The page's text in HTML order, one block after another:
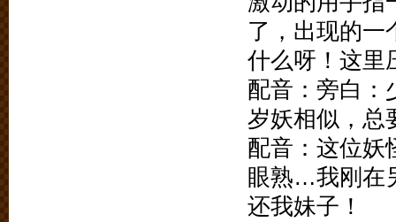
了，出现的一
什么呀！这里
配音：旁白：
岁妖相似，总
配音：这位妖
眼熟…我刚在
还我妹子！